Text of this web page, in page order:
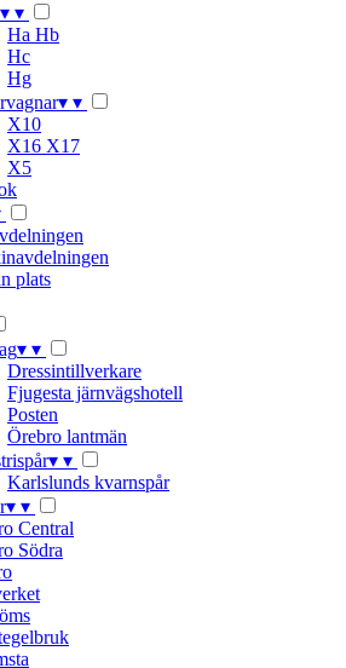
▾ ▾
Ha Hb
Hc
Hg
▾ ▾
X10
X16 X17
X5
plats
▾ ▾
Dressintillverkare
Fjugesta järnvägshotell
Posten
Örebro lantmän
▾ ▾
Karlslunds kvarnspår
▾ ▾
Central
Södra